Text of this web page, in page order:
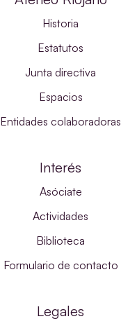
Historia
Estatutos
Junta directiva
Espacios
Entidades colaboradoras
Interés
Asóciate
Actividades
Biblioteca
Formulario de contacto
Legales